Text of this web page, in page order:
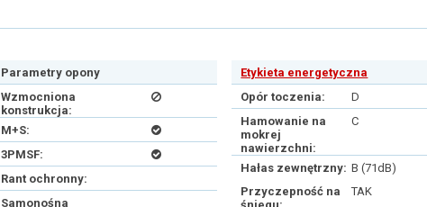
Parametry opony
Wzmocniona
konstrukcja:
M+S:
3PMSF:
Rant ochronny:
Samonośna
Etykieta energetyczna
Opór toczenia:
D
Hamowanie na
mokrej
nawierzchni:
C
Hałas zewnętrzny: B (71dB)
Przyczepność na
TAK